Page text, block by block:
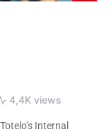
4,4K views
Internal